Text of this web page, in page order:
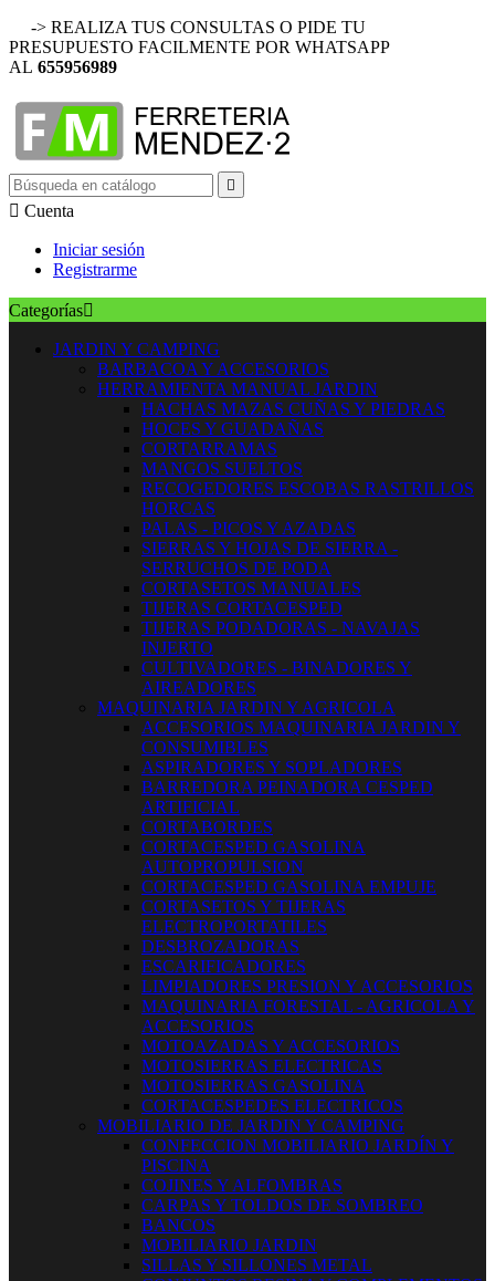
-> REALIZA TUS CONSULTAS O PIDE TU
PRESUPUESTO FACILMENTE POR WHATSAPP
AL 655956989

 Cuenta
Iniciar sesión
Registrarme
Categorías
JARDIN Y CAMPING
BARBACOA Y ACCESORIOS
HERRAMIENTA MANUAL JARDIN
HACHAS MAZAS CUÑAS Y PIEDRAS
HOCES Y GUADAÑAS
CORTARRAMAS
MANGOS SUELTOS
RECOGEDORES ESCOBAS RASTRILLOS
HORCAS
PALAS - PICOS Y AZADAS
SIERRAS Y HOJAS DE SIERRA -
SERRUCHOS DE PODA
CORTASETOS MANUALES
TIJERAS CORTACESPED
TIJERAS PODADORAS - NAVAJAS
INJERTO
CULTIVADORES - BINADORES Y
AIREADORES
MAQUINARIA JARDIN Y AGRICOLA
ACCESORIOS MAQUINARIA JARDIN Y
CONSUMIBLES
ASPIRADORES Y SOPLADORES
BARREDORA PEINADORA CESPED
ARTIFICIAL
CORTABORDES
CORTACESPED GASOLINA
AUTOPROPULSION
CORTACESPED GASOLINA EMPUJE
CORTASETOS Y TIJERAS
ELECTROPORTATILES
DESBROZADORAS
ESCARIFICADORES
LIMPIADORES PRESION Y ACCESORIOS
MAQUINARIA FORESTAL - AGRICOLA Y
ACCESORIOS
MOTOAZADAS Y ACCESORIOS
MOTOSIERRAS ELECTRICAS
MOTOSIERRAS GASOLINA
CORTACESPEDES ELECTRICOS
MOBILIARIO DE JARDIN Y CAMPING
CONFECCION MOBILIARIO JARDÍN Y
PISCINA
COJINES Y ALFOMBRAS
CARPAS Y TOLDOS DE SOMBREO
BANCOS
MOBILIARIO JARDIN
SILLAS Y SILLONES METAL